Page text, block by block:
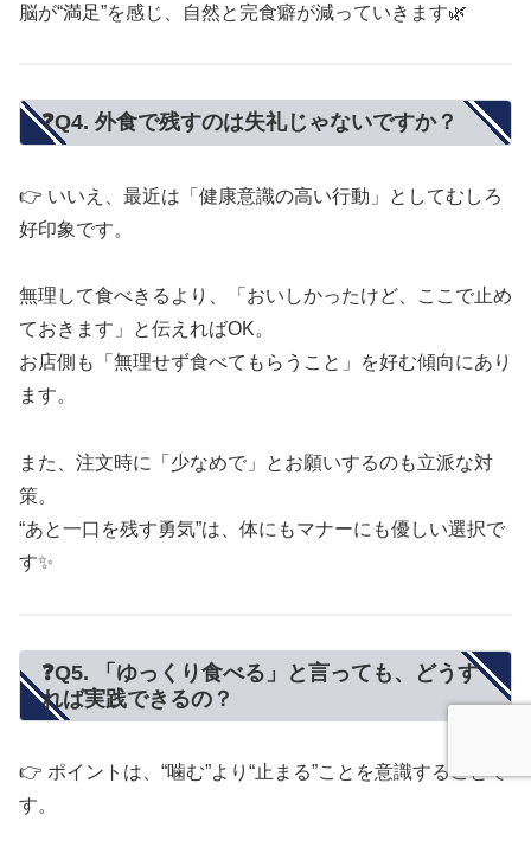
脳が“満足”を感じ、自然と完食癖が減っていきます🌿
❓Q4. 外食で残すのは失礼じゃないですか？
👉 いいえ、最近は「健康意識の高い行動」としてむしろ
好印象です。
無理して食べきるより、「おいしかったけど、ここで止め
ておきます」と伝えればOK。
お店側も「無理せず食べてもらうこと」を好む傾向にあり
ます。
また、注文時に「少なめで」とお願いするのも立派な対
策。
“あと一口を残す勇気”は、体にもマナーにも優しい選択で
す✨
❓Q5. 「ゆっくり食べる」と言っても、どうす
れば実践できるの？
👉 ポイントは、“噛む”より“止まる”ことを意識することで
す。